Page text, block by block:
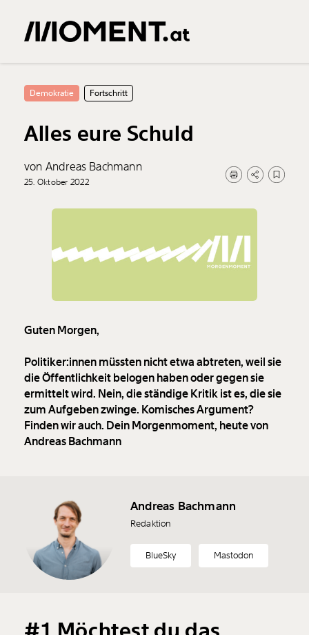
Demokratie Fortschritt
Alles eure Schuld
von Andreas Bachmann
25. Oktober 2022
Guten Morgen,
Politiker:innen müssten nicht etwa abtreten, weil sie
die Öffentlichkeit belogen haben oder gegen sie
ermittelt wird. Nein, die ständige Kritik ist es, die sie
zum Aufgeben zwinge. Komisches Argument?
Finden wir auch. Dein Morgenmoment, heute von
Andreas Bachmann
Andreas Bachmann
Redaktion
BlueSky Mastodon